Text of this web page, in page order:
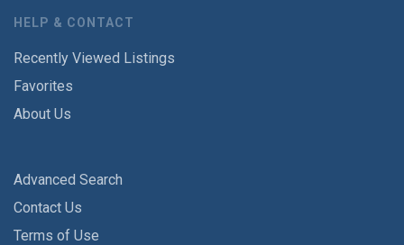
HELP & CONTACT
Recently Viewed Listings
Favorites
About Us
Advanced Search
Contact Us
Terms of Use